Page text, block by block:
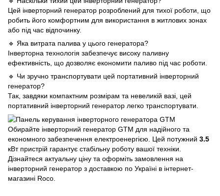
Цей інверторний генератор розроблений для тихої роботи, що
робить його комфортним для використання в житлових зонах
або під час відпочинку.
🔹 Яка витрата палива у цього генератора?
Інверторна технологія забезпечує високу паливну
ефективність, що дозволяє економити паливо під час роботи.
🔹 Чи зручно транспортувати цей портативний інверторний
генератор?
Так, завдяки компактним розмірам та невеликій вазі, цей
портативний інверторний генератор легко транспортувати.
Обирайте інверторний генератор GTM для надійного та
економного забезпечення електроенергією. Цей потужний 3.5
кВт пристрій гарантує стабільну роботу вашої техніки.
Дізнайтеся актуальну ціну та оформіть замовлення на
інверторний генератор з доставкою по Україні в інтернет-
магазині Roco.